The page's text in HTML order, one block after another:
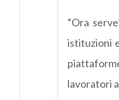
“Ora
istituzioni
lavoratori